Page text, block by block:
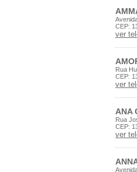
CEP:
ver
Rua
CEP:
ver
ANA
Rua
CEP:
ver